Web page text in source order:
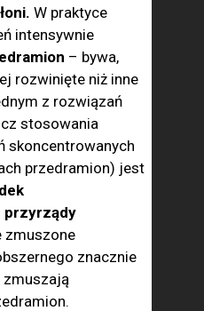
W praktyce
intensywnie
– bywa,
rozwinięte niż inne
z rozwiązań
stosowania
skoncentrowanych
przedramion) jest
przyrządy
zmuszone
znacznie
zmuszają